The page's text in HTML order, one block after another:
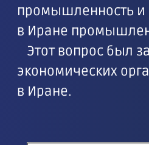
промышленность и
в Иране
Этот вопрос был
экономических
в Иране.